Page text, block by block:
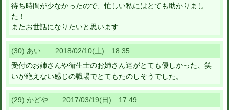
待ち時間が少なかったので、忙しい私にはとても助かりまし
た！
またお世話になりたいと思います
(30) あい 2018/02/10(土) 18:35
受付のお姉さんや衛生士のお姉さん達がとても優しかった、笑
いが絶えない感じの職場でとてもたのしそうでした。
(29) かどや 2017/03/19(日) 17:49